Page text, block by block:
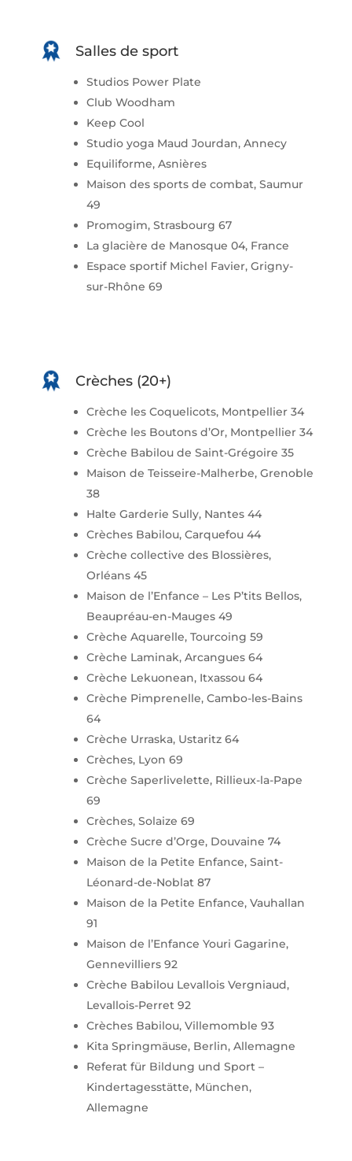
Salles de sport
Studios Power Plate
Club Woodham
Keep Cool
Studio yoga Maud Jourdan, Annecy
Equiliforme, Asnières
Maison des sports de combat, Saumur
49
Promogim, Strasbourg 67
La glacière de Manosque 04, France
Espace sportif Michel Favier, Grigny-
sur-Rhône 69
Crèches (20+)
Crèche les Coquelicots, Montpellier 34
Crèche les Boutons d’Or, Montpellier 34
Crèche Babilou de Saint-Grégoire 35
Maison de Teisseire-Malherbe, Grenoble
38
Halte Garderie Sully, Nantes 44
Crèches Babilou, Carquefou 44
Crèche collective des Blossières,
Orléans 45
Maison de l’Enfance – Les P’tits Bellos,
Beaupréau-en-Mauges 49
Crèche Aquarelle, Tourcoing 59
Crèche Laminak, Arcangues 64
Crèche Lekuonean, Itxassou 64
Crèche Pimprenelle, Cambo-les-Bains
64
Crèche Urraska, Ustaritz 64
Crèches, Lyon 69
Crèche Saperlivelette, Rillieux-la-Pape
69
Crèches, Solaize 69
Crèche Sucre d’Orge, Douvaine 74
Maison de la Petite Enfance, Saint-
Léonard-de-Noblat 87
Maison de la Petite Enfance, Vauhallan
91
Maison de l’Enfance Youri Gagarine,
Gennevilliers 92
Crèche Babilou Levallois Vergniaud,
Levallois-Perret 92
Crèches Babilou, Villemomble 93
Kita Springmäuse, Berlin, Allemagne
Referat für Bildung und Sport –
Kindertagesstätte, München,
Allemagne